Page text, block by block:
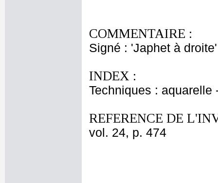
COMMENTAIRE :
Signé : 'Japhet à
INDEX :
Techniques : aquarelle
REFERENCE DE
vol. 24, p. 474